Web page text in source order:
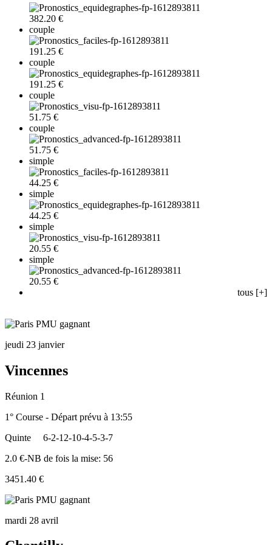
382.20 €
couple
191.25 €
couple
191.25 €
couple
51.75 €
couple
51.75 €
simple
44.25 €
simple
44.25 €
simple
20.55 €
simple
20.55 €
tous [+]
jeudi 23 janvier
Vincennes
Réunion 1
1° Course - Départ prévu à 13:55
Quinte
6-2-12-10-4-5-3-7
2.0 €-NB de fois la mise: 56
3451.40 €
mardi 28 avril